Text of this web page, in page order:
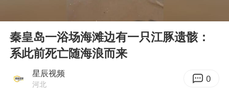
“事业单位招聘不是人情买卖”
杭州一小区17楼玻璃幕墙爆裂
Play
秦皇岛一浴场海滩边有一只江豚遗骸：
系此前死亡随海浪而来
星辰视频
河北 0